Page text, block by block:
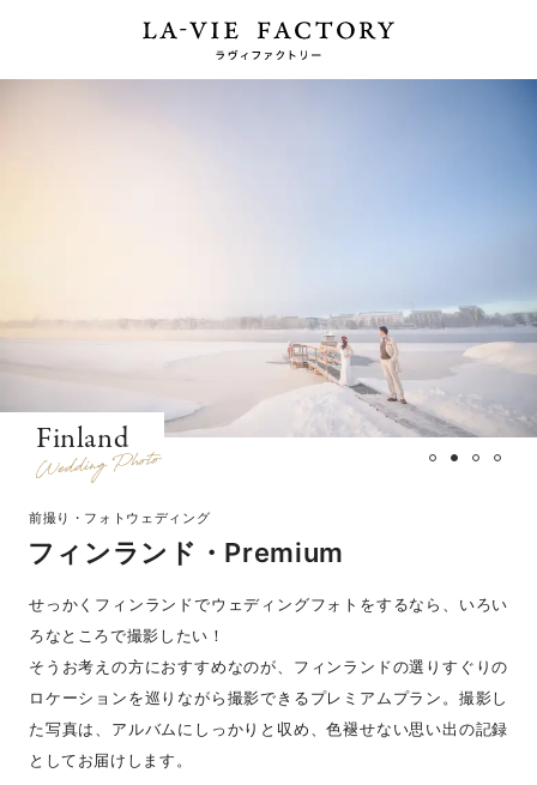
Finland
前撮り・フォトウェディング
フィンランド・Premium
せっかくフィンランドでウェディングフォトをするなら、いろい
ろなところで撮影したい！
そうお考えの方におすすめなのが、フィンランドの選りすぐりの
ロケーションを巡りながら撮影できるプレミアムプラン。撮影し
た写真は、アルバムにしっかりと収め、色褪せない思い出の記録
としてお届けします。